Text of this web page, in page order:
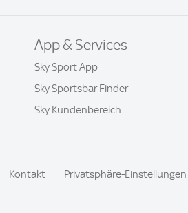
App & Services
Sky Sport App
Sky Sportsbar Finder
Sky Kundenbereich
Kontakt Privatsphäre-Einstellungen